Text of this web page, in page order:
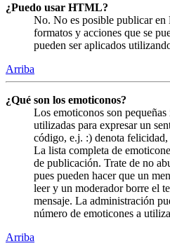
¿Puedo usar HTML?
No. No es posible publicar
formatos y acciones que se
pueden ser aplicados
Arriba
¿Qué son los emoticonos?
Los emoticonos son pequeñas
utilizadas para expresar un
código, e.j. :) denota
La lista completa de
de publicación. Trate de no
pues pueden hacer que un
leer y un moderador borre el
mensaje. La administración
número de emoticones a
Arriba